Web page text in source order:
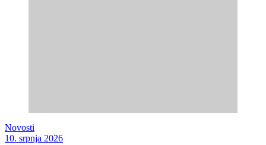
Novosti
10. srpnja 2026